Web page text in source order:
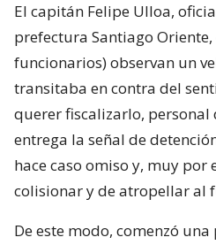
El capitán Felipe Ulloa,
prefectura Santiago
funcionarios) observan un
transitaba en contra del
querer fiscalizarlo, personal
entrega la señal de
hace caso omiso y, muy
colisionar y de atropellar al
De este modo, comenzó